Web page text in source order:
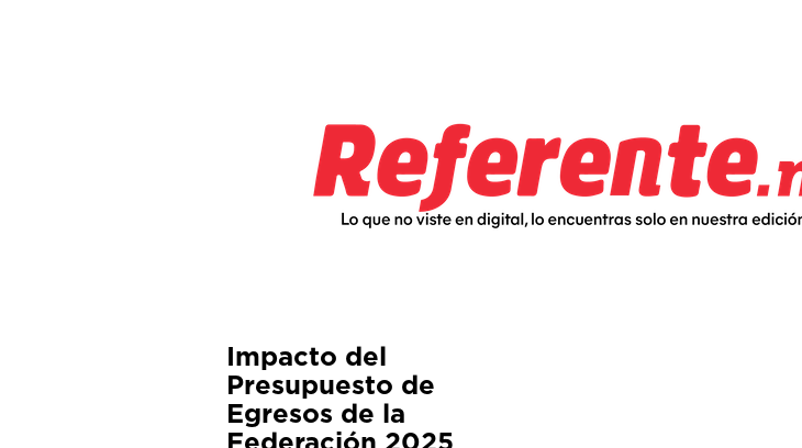
Impacto del
Presupuesto de
Egresos de la